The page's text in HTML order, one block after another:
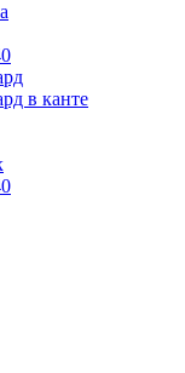
в канте